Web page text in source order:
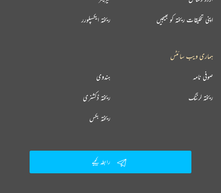
اپنی تخلیقات ریختہ کو بھیجیں ریختہ ایکسپلورر
ہماری ویب سائٹس
ہندوی صوفی نامہ
ریختہ ڈکشنری ریختہ لرننگ
ریختہ بکس
رابطہ کیجیے